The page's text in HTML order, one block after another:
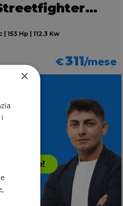
DUCATI Streetfighter V2
153 Hp | 112.3 Kw
€311/mese
subito!
×
i